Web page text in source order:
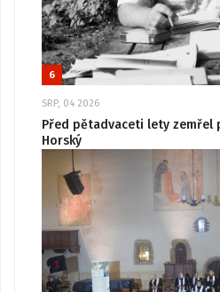
6
SRP, 04 2026
Před pětadvaceti lety zemřel
Horský